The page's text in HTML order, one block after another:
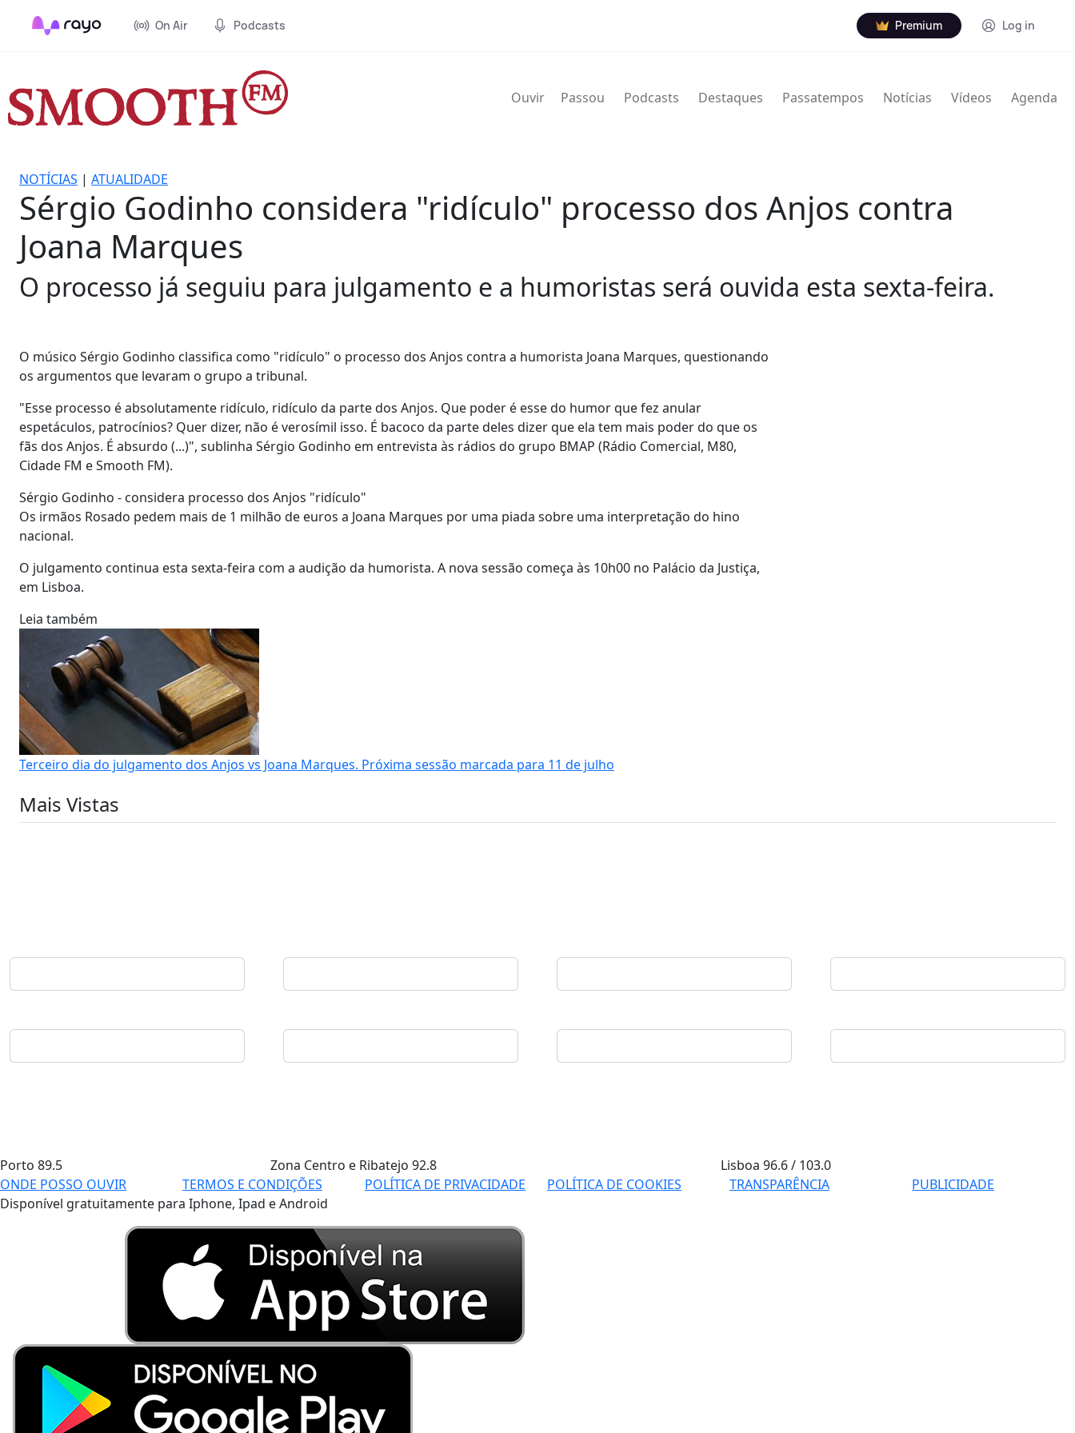
On Air Podcasts Premium Log in
Ouvir Passou Podcasts Destaques Passatempos Notícias Vídeos Agenda
NOTÍCIAS | ATUALIDADE
Sérgio Godinho considera "ridículo" processo dos Anjos contra
Joana Marques
O processo já seguiu para julgamento e a humoristas será ouvida esta sexta-feira.
O músico Sérgio Godinho classifica como "ridículo" o processo dos Anjos contra a humorista Joana Marques, questionando
os argumentos que levaram o grupo a tribunal.
"Esse processo é absolutamente ridículo, ridículo da parte dos Anjos. Que poder é esse do humor que fez anular
espetáculos, patrocínios? Quer dizer, não é verosímil isso. É bacoco da parte deles dizer que ela tem mais poder do que os
fãs dos Anjos. É absurdo (...)", sublinha Sérgio Godinho em entrevista às rádios do grupo BMAP (Rádio Comercial, M80,
Cidade FM e Smooth FM).
Sérgio Godinho - considera processo dos Anjos "ridículo"
Os irmãos Rosado pedem mais de 1 milhão de euros a Joana Marques por uma piada sobre uma interpretação do hino
nacional.
O julgamento continua esta sexta-feira com a audição da humorista. A nova sessão começa às 10h00 no Palácio da Justiça,
em Lisboa.
Leia também
Terceiro dia do julgamento dos Anjos vs Joana Marques. Próxima sessão marcada para 11 de julho
Mais Vistas
Porto 89.5 Zona Centro e Ribatejo 92.8 Lisboa96.6 / 103.0
ONDE POSSO OUVIR
TERMOS E CONDIÇÕES POLÍTICA DE PRIVACIDADE POLÍTICA DE COOKIES TRANSPARÊNCIA
PUBLICIDADE
Disponível gratuitamente para Iphone, Ipad e Android